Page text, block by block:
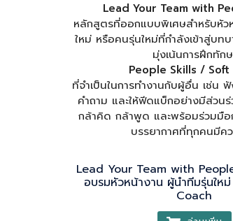
Lead Your Team with
หลักสูตรที่ออกแบบพิเศษสำหรับหัว
ใหม่ หรือคนรุ่นใหม่ที่กำลังเข้าสู่บ
มุ่งเน้นการฝึกทักษ
People Skills / Soft
ที่จำเป็นในการทำงานกับผู้อื่น เช่น
คำถาม และให้ฟีดแบ็กอย่างมีส่วน
กล้าคิด กล้าพูด และพร้อมร่วมมือ
บรรยากาศที่ทุกคนมีค
Lead Your Team with
อบรมหัวหน้างาน ผู้นำทีมรุ่นใ
Coach